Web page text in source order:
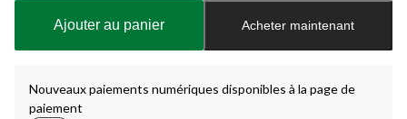
à
Ajouter au panier Acheter maintenant
Nouveaux paiements numériques disponibles à la page de
paiement